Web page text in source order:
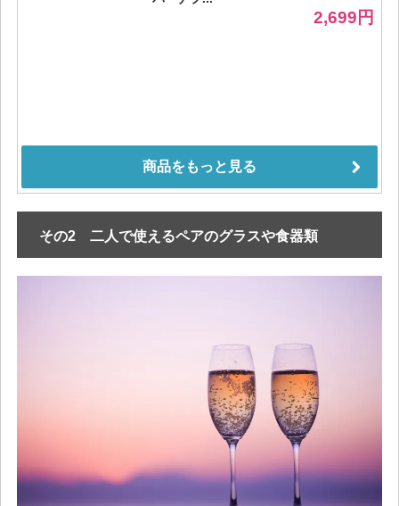
その2 二人で使えるペアのグラスや食器類